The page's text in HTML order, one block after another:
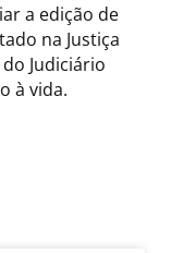
a edição de
na Justiça
Judiciário
à vida.